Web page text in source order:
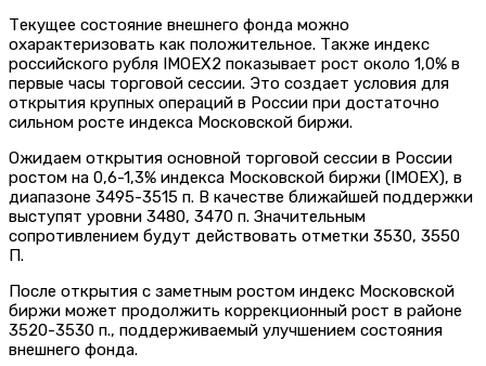
Текущее состояние внешнего фонда можно
охарактеризовать как положительное. Также индекс
российского рубля IMOEX2 показывает рост около 1,0% в
первые часы торговой сессии. Это создает условия для
открытия крупных операций в России при достаточно
сильном росте индекса Московской биржи.
Ожидаем открытия основной торговой сессии в России
ростом на 0,6-1,3% индекса Московской биржи (IMOEX), в
диапазоне 3495-3515 п. В качестве ближайшей поддержки
выступят уровни 3480, 3470 п. Значительным
сопротивлением будут действовать отметки 3530, 3550
П.
После открытия с заметным ростом индекс Московской
биржи может продолжить коррекционный рост в районе
3520-3530 п., поддерживаемый улучшением состояния
внешнего фонда.